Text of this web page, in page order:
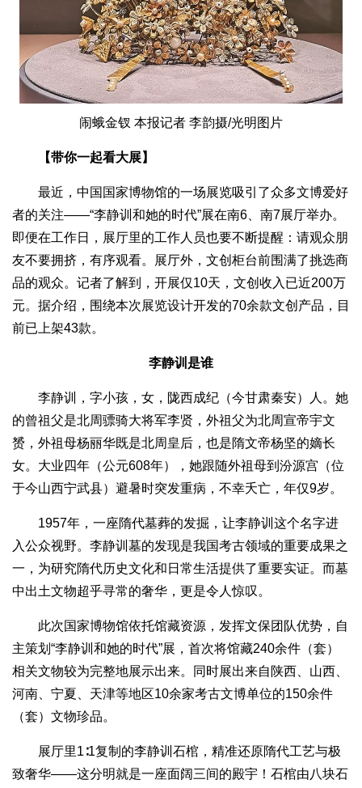
闹蛾金钗 本报记者 李韵摄/光明图片
【带你一起看大展】
最近，中国国家博物馆的一场展览吸引了众多文博爱好
者的关注——“李静训和她的时代”展在南6、南7展厅举办。
即便在工作日，展厅里的工作人员也要不断提醒：请观众朋
友不要拥挤，有序观看。展厅外，文创柜台前围满了挑选商
品的观众。记者了解到，开展仅10天，文创收入已近200万
元。据介绍，围绕本次展览设计开发的70余款文创产品，目
前已上架43款。
李静训是谁
李静训，字小孩，女，陇西成纪（今甘肃秦安）人。她
的曾祖父是北周骠骑大将军李贤，外祖父为北周宣帝宇文
赟，外祖母杨丽华既是北周皇后，也是隋文帝杨坚的嫡长
女。大业四年（公元608年），她跟随外祖母到汾源宫（位
于今山西宁武县）避暑时突发重病，不幸夭亡，年仅9岁。
1957年，一座隋代墓葬的发掘，让李静训这个名字进
入公众视野。李静训墓的发现是我国考古领域的重要成果之
一，为研究隋代历史文化和日常生活提供了重要实证。而墓
中出土文物超乎寻常的奢华，更是令人惊叹。
此次国家博物馆依托馆藏资源，发挥文保团队优势，自
主策划“李静训和她的时代”展，首次将馆藏240余件（套）
相关文物较为完整地展示出来。同时展出来自陕西、山西、
河南、宁夏、天津等地区10余家考古文博单位的150余件
（套）文物珍品。
展厅里1∶1复制的李静训石棺，精准还原隋代工艺与极
致奢华——这分明就是一座面阔三间的殿宇！石棺由八块石